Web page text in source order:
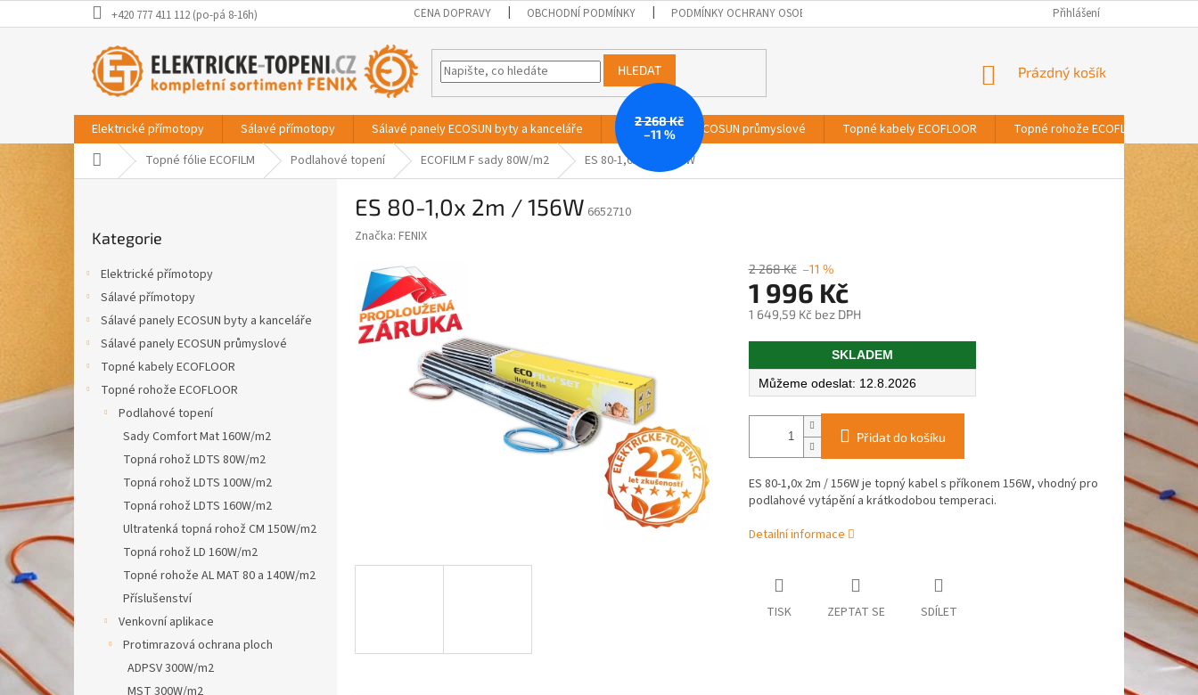
na
+420 777 411 112 (po-pá 8-16h) CENA DOPRAVY OBCHODNÍ PODMÍNKY PODMÍNKY OCHRANY OSOBNÍCH ÚDAJŮ Přihlášení
HLEDAT
NÁKUPNÍ
Prázdný košík
Elektrické přímotopy Sálavé přímotopy Sálavé panely ECOSUN byty a kanceláře Sálavé panely ECOSUN průmyslové Topné kabely ECOFLOOR Topné rohože ECOFLOOR
Domů Topné fólie ECOFILM Podlahové topení ECOFILM F sady 80W/m2 ES 80-1,0x 2m / 156W
a
e
kategorie
Kategorie
Elektrické přímotopy
Sálavé přímotopy
Sálavé panely ECOSUN byty a kanceláře
Sálavé panely ECOSUN průmyslové
Topné kabely ECOFLOOR
Topné rohože ECOFLOOR
Podlahové topení
Sady Comfort Mat 160W/m2
Topná rohož LDTS 80W/m2
Topná rohož LDTS 100W/m2
Topná rohož LDTS 160W/m2
Ultratenká topná rohož CM 150W/m2
Topná rohož LD 160W/m2
Topné rohože AL MAT 80 a 140W/m2
Příslušenství
Venkovní aplikace
Protimrazová ochrana ploch
ADPSV 300W/m2
MST 300W/m2
ES 80-1,0x 2m / 156W 6652710
Značka: FENIX
2 268 Kč
–11 %
2 268 Kč –11 %
1 996 Kč
1 649,59 Kč bez DPH
Měrná
SKLADEM
12.8.2026
Přidat do košíku
ES 80-1,0x 2m / 156W je topný kabel s příkonem 156W, vhodný pro
podlahové vytápění a krátkodobou temperaci.
Detailní informace
TISK ZEPTAT SE SDÍLET